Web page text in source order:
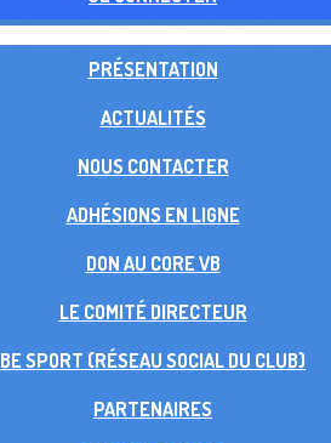
PRÉSENTATION
ACTUALITÉS
NOUS CONTACTER
ADHÉSIONS EN LIGNE
DON AU CORE VB
LE COMITÉ DIRECTEUR
BE SPORT (RÉSEAU SOCIAL DU CLUB)
PARTENAIRES